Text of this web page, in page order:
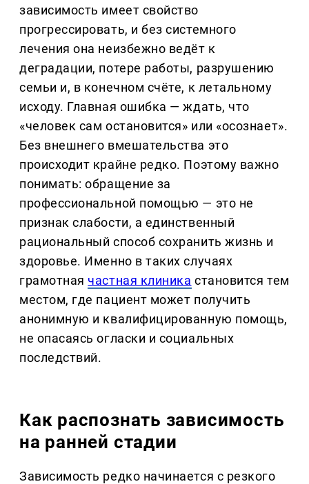
зависимость имеет свойство
прогрессировать, и без системного
лечения она неизбежно ведёт к
деградации, потере работы, разрушению
семьи и, в конечном счёте, к летальному
исходу. Главная ошибка — ждать, что
«человек сам остановится» или «осознает».
Без внешнего вмешательства это
происходит крайне редко. Поэтому важно
понимать: обращение за
профессиональной помощью — это не
признак слабости, а единственный
рациональный способ сохранить жизнь и
здоровье. Именно в таких случаях
грамотнаячастная клиника становится тем
местом, где пациент может получить
анонимную и квалифицированную помощь,
не опасаясь огласки и социальных
последствий.
Как распознать зависимость
на ранней стадии
Зависимость редко начинается с резкого